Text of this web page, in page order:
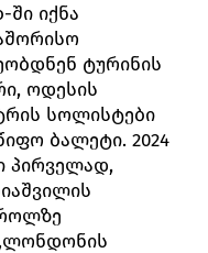
ში იქნა
ტურინის
ოდესის
სოლისტები
ბალეტი. 2024
პირველად,